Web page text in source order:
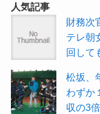
人気記事
財務次
テレ朝
回して
松坂、
わずか
収の3